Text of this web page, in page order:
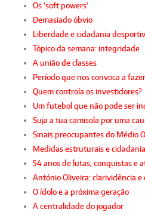
Os 'soft powers'
Demasiado óbvio
Liberdade e cidadania
Tópico da semana: integridade
A união de classes
Período que nos convoca a
Quem controla os investidores?
Um futebol que não pode ser
Suja a tua camisola por uma
Sinais preocupantes do Médio
Medidas estruturais e cidadania
54 anos de lutas, conquistas e
António Oliveira: clarividência e
O ídolo e a próxima geração
A centralidade do jogador